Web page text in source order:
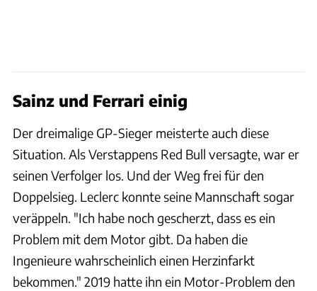
Sainz und Ferrari einig
Der dreimalige GP-Sieger meisterte auch diese
Situation. Als Verstappens Red Bull versagte, war er
seinen Verfolger los. Und der Weg frei für den
Doppelsieg. Leclerc konnte seine Mannschaft sogar
veräppeln. "Ich habe noch gescherzt, dass es ein
Problem mit dem Motor gibt. Da haben die
Ingenieure wahrscheinlich einen Herzinfarkt
bekommen." 2019 hatte ihn ein Motor-Problem den